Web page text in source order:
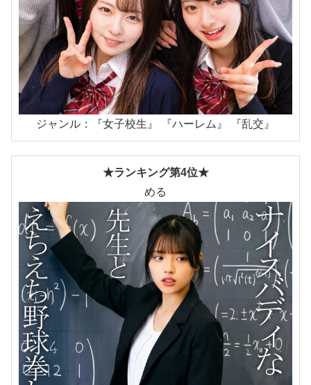
ジャンル：『女子校生』 『ハーレム』 『乱交』
★ランキング第4位★
める